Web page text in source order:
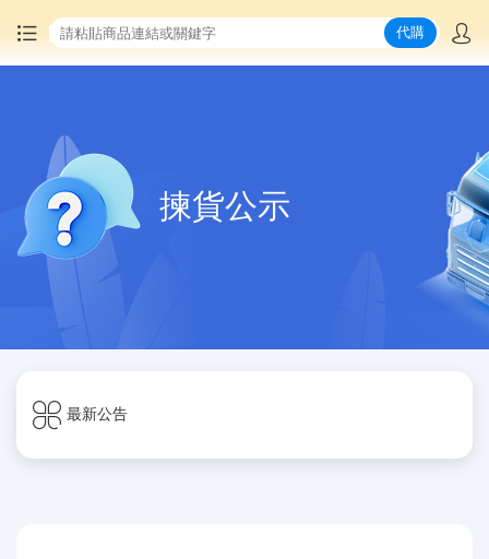
中國商品代購
集運服務
爆品推薦
代購
揀貨公示
最新公告